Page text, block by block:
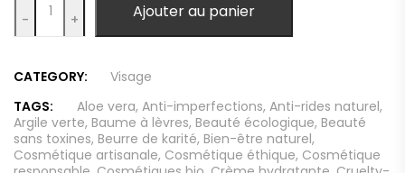
-
+ Ajouter au panier
CATEGORY:
Visage
TAGS:
Aloe vera, Anti-imperfections, Anti-rides naturel,
Argile verte, Baume à lèvres, Beauté écologique, Beauté
sans toxines, Beurre de karité, Bien-être naturel,
Cosmétique artisanale, Cosmétique éthique, Cosmétique